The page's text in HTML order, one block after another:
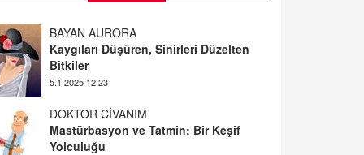
DOKTOR CİVANIM
Mastürbasyon ve Tatmin: Bir Keşif
Yolculuğu
13.11.2024 22:51
ALİ EFENDİ
Adana At Yarışı Tahminleri | 21 Aralık
Cumartesi